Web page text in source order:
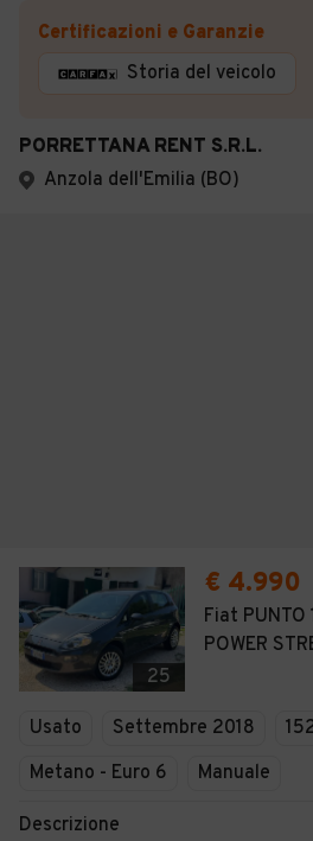
Certificazioni e Garanzie
Storia del veicolo
PORRETTANA RENT S.R.L.
Anzola dell'Emilia (BO)
25
€ 4.990
Fiat PUNTO
POWER
Usato Settembre 2018
Metano - Euro 6
Manuale
Descrizione